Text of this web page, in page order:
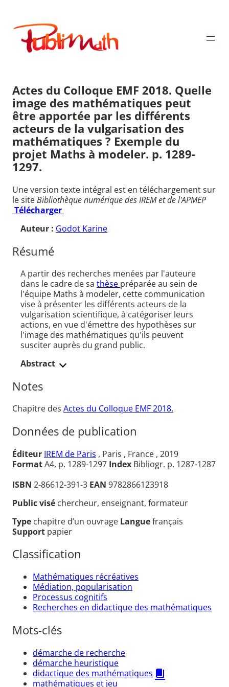
contenu
Publimath
Actes du Colloque EMF 2018. Quelle
image des mathématiques peut
être apportée par les différents
acteurs de la vulgarisation des
mathématiques ? Exemple du
projet Maths à modeler. p. 1289-
1297.
Une version texte intégral est en téléchargement sur
le siteBibliothèque numérique des IREM et de l'APMEP
Télécharger
Auteur : Godot Karine
Résumé
A partir des recherches menées par l'auteure
dans le cadre de sa thèse préparée au sein de
l'équipe Maths à modeler, cette communication
vise à présenter les différents acteurs de la
vulgarisation scientifique, à catégoriser leurs
actions, en vue d'émettre des hypothèses sur
l'image des mathématiques qu'ils peuvent
susciter auprès du grand public.
Abstract
Notes
Chapitre des Actes du Colloque EMF 2018.
Données de publication
Éditeur IREM de Paris , Paris , France , 2019
FormatA4, p. 1289-1297 Index Bibliogr. p. 1287-1287
ISBN 2-86612-391-3 EAN 9782866123918
Public visé chercheur, enseignant, formateur
Type chapitre d’un ouvrage Languefrançais
Support papier
Classification
Mathématiques récréatives
Médiation, popularisation
Processus cognitifs
Recherches en didactique des mathématiques
Mots-clés
démarche de recherche
démarche heuristique
didactique des mathématiques
mathématiques et jeu